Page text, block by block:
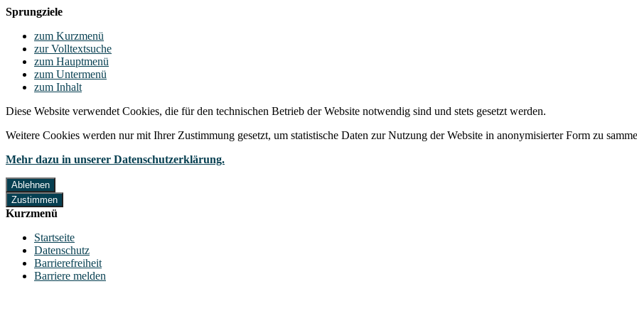
Sprungziele
zum Kurzmenü
zur Volltextsuche
zum Hauptmenü
zum Untermenü
zum Inhalt
Diese Website verwendet Cookies, die für den technischen Betrieb der Website notwendig sind und stets gesetzt werden.
Weitere Cookies werden nur mit Ihrer Zustimmung gesetzt, um statistische Daten zur Nutzung der Website in anonymisierter Form zu
Mehr dazu in unserer Datenschutzerklärung.
Ablehnen
Zustimmen
Kurzmenü
Startseite
Datenschutz
Barrierefreiheit
Barriere melden